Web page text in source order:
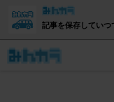
記事を保存していつ